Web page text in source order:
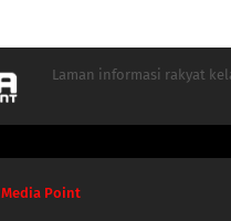
Laman informasi rakyat
Media Point